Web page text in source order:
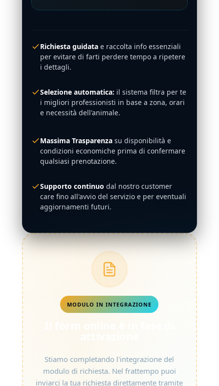
Richiesta guidatae raccolta info essenziali
per evitare di farti perdere tempo a ripetere
i dettagli.
Selezione automatica: il sistema filtra per te
i migliori professionisti in base a zona, orari
e necessità dell'animale.
Massima Trasparenzasu disponibilità e
condizioni economiche prima di confermare
qualsiasi prenotazione.
Supporto continuo dal nostro customer
care fino all'avvio del servizio e per eventuali
aggiornamenti futuri.
MODULO IN INTEGRAZIONE
Stiamo completando l'integrazione del
modulo di richiesta. Nel frattempo puoi
inviarci la tua richiesta direttamente tramite